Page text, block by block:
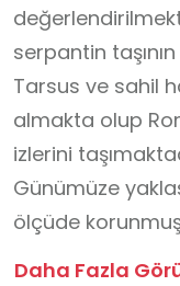
serpantin
Tarsus ve sahil
almakta olup
izlerini
Günümüze
ölçüde
ortalama 3 metre
Daha Fazla